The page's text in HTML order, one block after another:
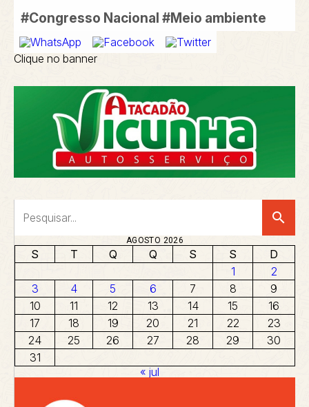
#Congresso Nacional #Meio ambiente
Clique no banner
search
AGOSTO 2026
S T Q Q S S
D
1
2
3
4 5 6 7 8
9
10
11 12 13 14 15
16
17
18 19 20 21 22
23
24
25 26 27 28 29
30
31
« jul